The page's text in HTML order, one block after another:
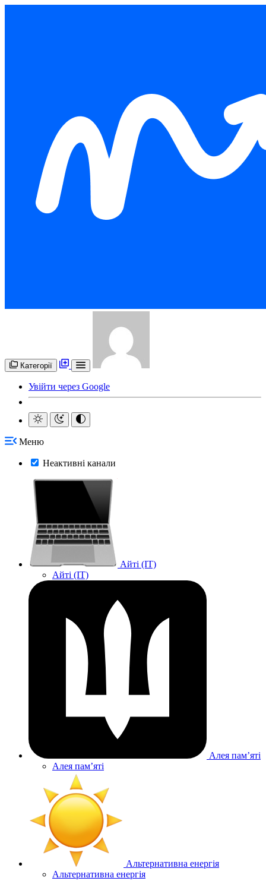
Категорії
Увійти через Google
Меню
Неактивні канали
Айті (IT)
Айті (IT)
Алея памʼяті
Алея памʼяті
Альтернативна енергія
Альтернативна енергія